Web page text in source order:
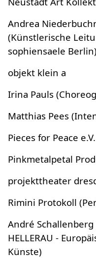
Andrea
(Künstlerische
sophiensaele Berlin)
objekt klein a
Irina Pauls
Matthias Pees
Pieces for Peace e.V.
Pinkmetalpetal
projekttheater
Rimini Protokoll
André
HELLERAU -
Künste)